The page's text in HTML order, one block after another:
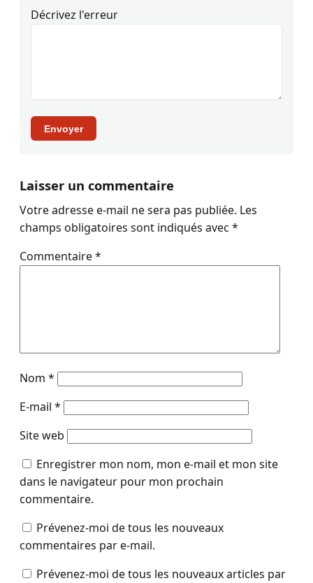
Décrivez l'erreur
Envoyer
Laisser un commentaire
Votre adresse e-mail ne sera pas publiée. Les
champs obligatoires sont indiqués avec *
Commentaire*
Nom *
E-mail *
Site web
Enregistrer mon nom, mon e-mail et mon site
dans le navigateur pour mon prochain
commentaire.
Prévenez-moi de tous les nouveaux
commentaires par e-mail.
Prévenez-moi de tous les nouveaux articles par